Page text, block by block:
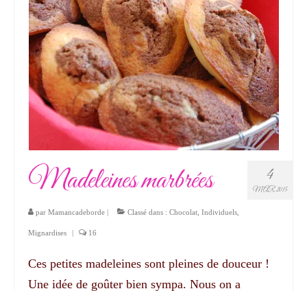
4
MAR 2015
Madeleines marbrées
par Mamancadeborde | Classé dans : Chocolat Individuels
Mignardises | 16
Ces petites madeleines sont pleines de douceur !
Une idée de goûter bien sympa. Nous on a